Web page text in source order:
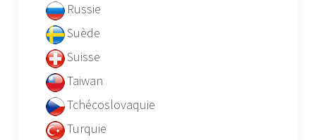
Russie
Suède
Suisse
Taiwan
Tchécoslovaquie
Turquie